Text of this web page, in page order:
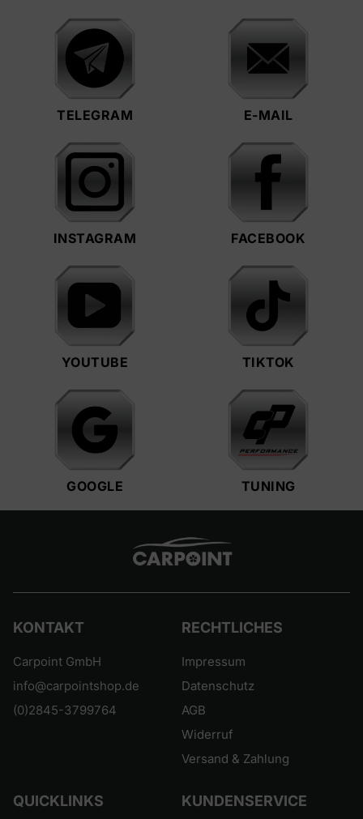
TELEGRAM E-MAIL
INSTAGRAM FACEBOOK
YOUTUBE TIKTOK
GOOGLE TUNING
KONTAKT
Carpoint GmbH
info@carpointshop.de
(0)2845-3799764
RECHTLICHES
Impressum
Datenschutz
AGB
Widerruf
Versand & Zahlung
QUICKLINKS KUNDENSERVICE